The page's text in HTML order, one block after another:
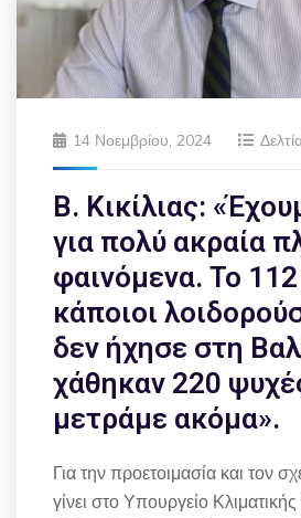
14 Νοεμβρίου, 2024
Β. Κικίλιας:
για πολύ ακραία
φαινόμενα. Το
κάποιοι
δεν ήχησε στη
χάθηκαν 220
μετράμε ακόμα».
Για την προετοιμασία και τον
γίνει στο Υπουργείο